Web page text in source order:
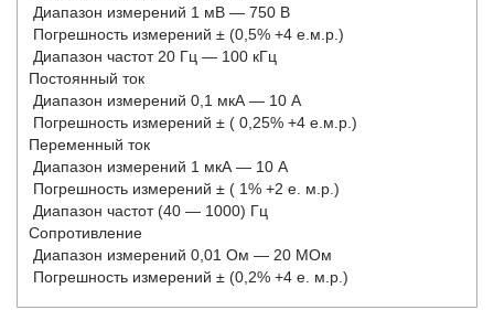
Диапазон измерений 1 мВ — 750 В
Погрешность измерений ± (0,5% +4 е.м.р.)
Диапазон частот 20 Гц — 100 кГц
Постоянный ток
Диапазон измерений 0,1 мкА — 10 А
Погрешность измерений ± ( 0,25% +4 е.м.р.)
Переменный ток
Диапазон измерений 1 мкА — 10 А
Погрешность измерений ± ( 1% +2 е. м.р.)
Диапазон частот (40 — 1000) Гц
Сопротивление
Диапазон измерений 0,01 Ом — 20 МОм
Погрешность измерений ± (0,2% +4 е. м.р.)